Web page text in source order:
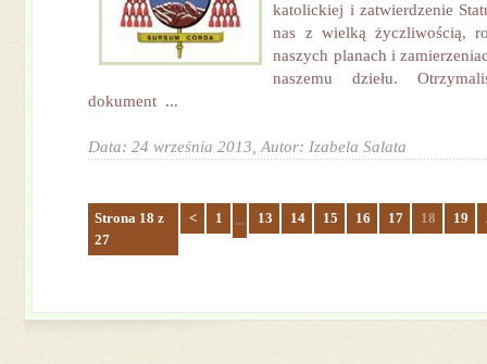
katolickiej i zatwierdzenie
nas z wielką życzliwością,
naszych planach i
naszemu dziełu.
dokument ...
Data: 24 września 2013, Autor: Izabela Salata
Strona 18 z
27
< 1 ... 13 14 15 16 17 18 19